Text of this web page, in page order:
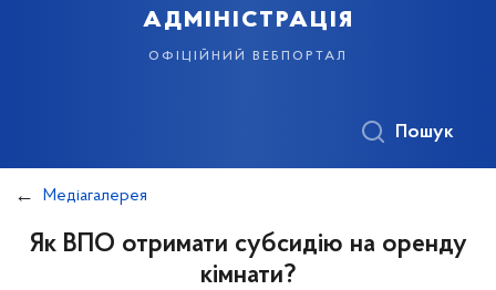
адміністрація
офіційний вебпортал
Пошук
Медіагалерея
Як ВПО отримати субсидію на оренду
кімнати?